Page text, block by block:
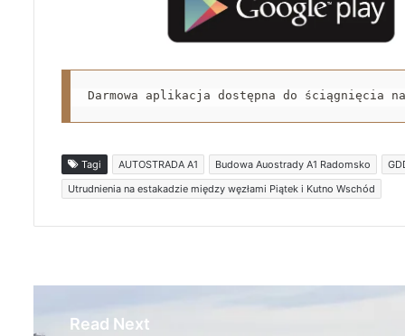
Darmowa aplikacja dostępna do ściągnięcia
Tagi AUTOSTRADA A1 Budowa Auostrady A1 Radomsko
Utrudnienia na estakadzie między węzłami Piątek i Kutno Wschód
Read Next